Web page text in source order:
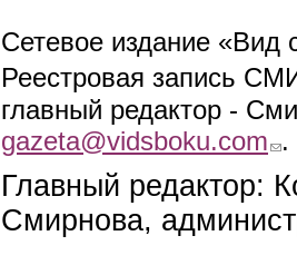
Сетевое издание «Вид
Реестровая запись
главный редактор -
gazeta@vidsboku.com (link
.
Главный редактор:
Смирнова,